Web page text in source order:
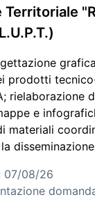
Territoriale
prodotti
rielaborazione
e
materiali
07/08/26